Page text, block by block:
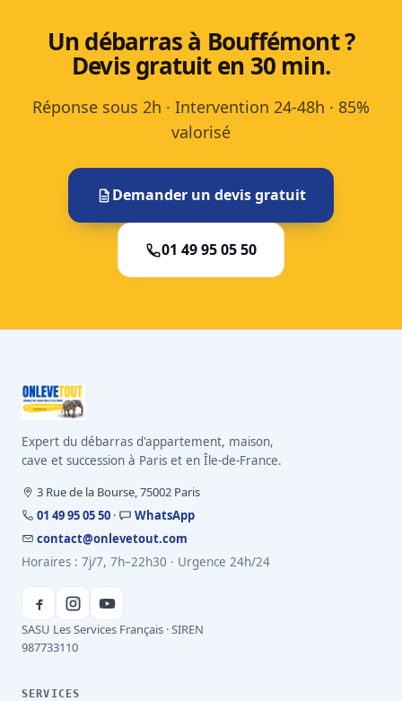
Un débarras à Bouffémont ?
Devis gratuit en 30 min.
Réponse sous 2h · Intervention 24-48h · 85%
valorisé
Demander un devis gratuit
01 49 95 05 50
Expert du débarras d'appartement, maison,
cave et succession à Paris et en Île-de-France.
3 Rue de la Bourse, 75002 Paris
01 49 95 05 50 ·
WhatsApp
contact@onlevetout.com
Horaires : 7j/7, 7h–22h30 · Urgence 24h/24
SASU Les Services Français · SIREN
987733110
SERVICES